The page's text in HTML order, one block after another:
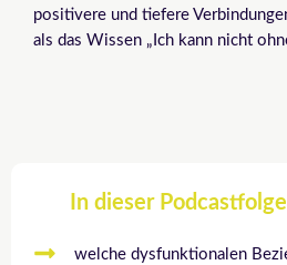
positivere und tiefere
als das Wissen „Ich kann nicht
In dieser
welche dysfunktionalen